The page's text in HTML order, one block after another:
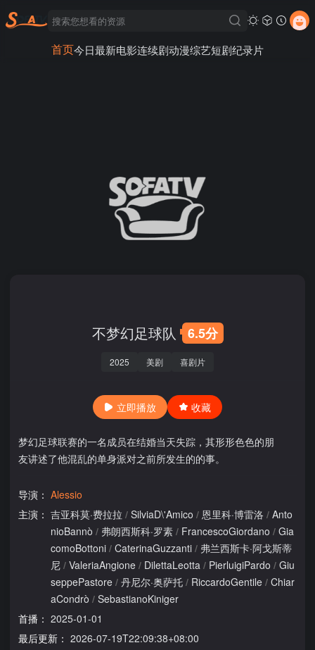
首页今日最新电影连续剧动漫综艺短剧纪录片
不梦幻足球队 6.5分
2025 美剧 喜剧片
立即播放 收藏
梦幻足球联赛的一名成员在结婚当天失踪，其形形色色的朋
友讲述了他混乱的单身派对之前所发生的的事。
导演： Alessio
主演： 吉亚科莫·费拉拉 / SilviaD\'Amico / 恩里科·博雷洛 / Anto
nioBannò / 弗朗西斯科·罗素 / FrancescoGiordano / Gia
comoBottoni / CaterinaGuzzanti / 弗兰西斯卡·阿戈斯蒂
尼 / ValeriaAngione / DilettaLeotta / PierluigiPardo / Giu
seppePastore / 丹尼尔·奥萨托 / RiccardoGentile / Chiar
aCondrò / SebastianoKiniger
首播： 2025-01-01
最后更新： 2026-07-19T22:09:38+08:00